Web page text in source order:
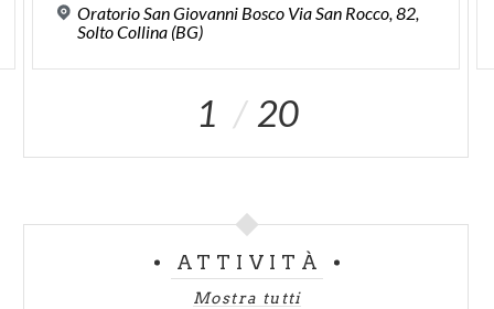
Oratorio San Giovanni Bosco Via San Rocco, 82,
Solto Collina (BG)
1 20
ATTIVITÀ
Mostra tutti